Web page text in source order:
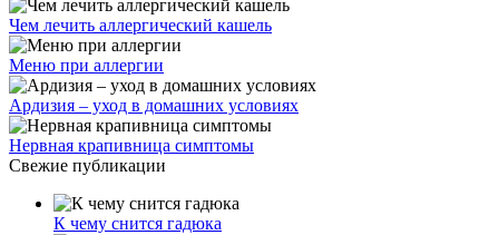
Чем лечить аллергический кашель
Меню при аллергии
Ардизия – уход в домашних условиях
Нервная крапивница симптомы
Свежие публикации
К чему снится гадюка